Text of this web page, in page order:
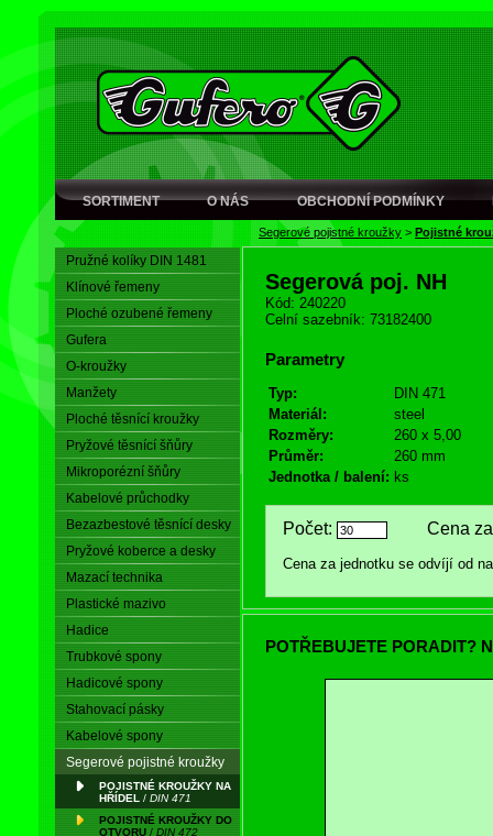
SORTIMENT O NÁS OBCHODNÍ PODMÍNKY
Segerové pojistné kroužky > Pojistné
Pružné kolíky DIN 1481
Klínové řemeny
Ploché ozubené řemeny
Gufera
O-kroužky
Manžety
Ploché těsnící kroužky
Pryžové těsnící šňůry
Mikroporézní šňůry
Kabelové průchodky
Bezazbestové těsnící desky
Pryžové koberce a desky
Mazací technika
Plastické mazivo
Hadice
Trubkové spony
Hadicové spony
Stahovací pásky
Kabelové spony
Segerové pojistné kroužky
POJISTNÉ KROUŽKY NA
HŘÍDEL / DIN 471
POJISTNÉ KROUŽKY DO
OTVORU / DIN 472
Segerová poj. NH
Kód: 240220
Celní sazebník: 73182400
Parametry
Typ:
DIN 471
Materiál:
steel
Rozměry:
260 x 5,00
Průměr:
260 mm
Jednotka / balení: ks
Počet: Cena za
Cena za jednotku se odvíjí od
POTŘEBUJETE PORADIT?